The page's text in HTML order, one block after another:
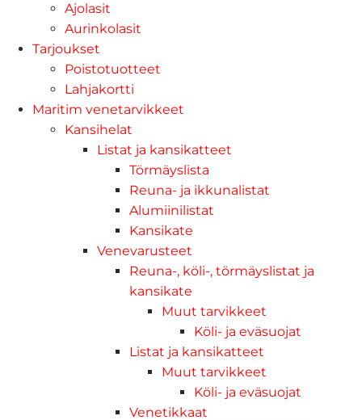
Ajolasit
Aurinkolasit
Tarjoukset
Poistotuotteet
Lahjakortti
Maritim venetarvikkeet
Kansihelat
Listat ja kansikatteet
Törmäyslista
Reuna- ja ikkunalistat
Alumiinilistat
Kansikate
Venevarusteet
Reuna-, köli-, törmäyslistat ja
kansikate
Muut tarvikkeet
Köli- ja eväsuojat
Listat ja kansikatteet
Muut tarvikkeet
Köli- ja eväsuojat
Venetikkaat